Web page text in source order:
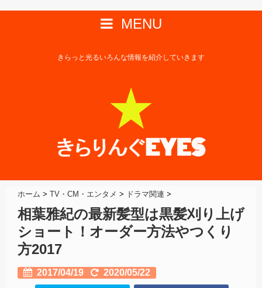
MENU
きらっと光るいろんな情報を紹介していきます
ホーム > TV・CM・エンタメ > ドラマ関連 >
相葉雅紀の最新髪型は黒髪刈り上げ
ショート！オーダー方法やつくり
方2017
2017/04/19 2020/05/22